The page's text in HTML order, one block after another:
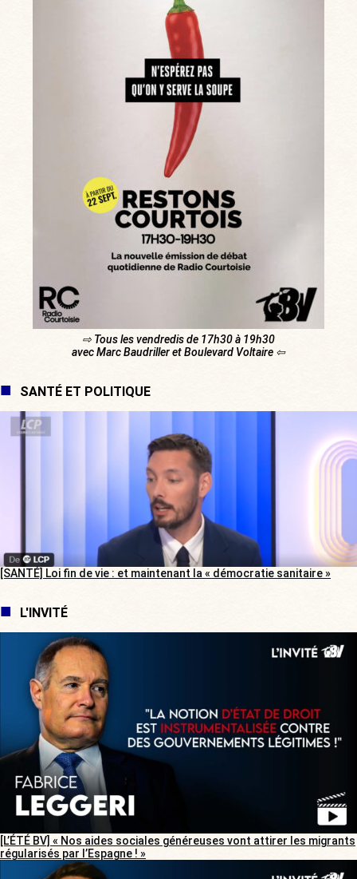
⇨ Tous les vendredis de 17h30 à 19h30
avec Marc Baudriller et Boulevard Voltaire ⇦
SANTÉ ET POLITIQUE
[SANTÉ] Loi fin de vie : et maintenant la « démocratie sanitaire »
L'INVITÉ
[L’ÉTÉ BV] « Nos aides sociales généreuses vont attirer les migrants
régularisés par l’Espagne ! »